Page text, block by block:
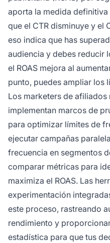
aporta la medida
que el CTR disminuye y el
eso indica que has
audiencia y debes reducir
el ROAS mejora al
punto, puedes ampliar los
Los marketers de
implementan marcos de
para optimizar límites de
ejecutar campañas
frecuencia en segmentos
comparar métricas para
maximiza el ROAS. Las
experimentación
este proceso, rastreando
rendimiento y
estadística para que tus